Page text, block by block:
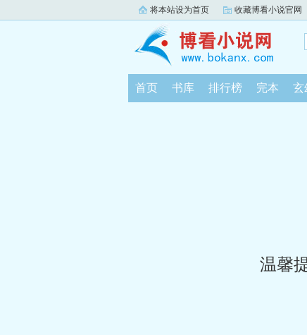
将本站设为首页 收藏博看小说官网
首页 书库 排行榜 完本 玄
温馨